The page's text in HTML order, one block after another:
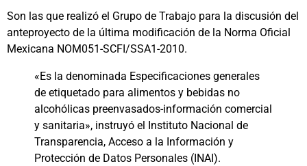
Son las que realizó el Grupo de Trabajo para la discusión del
anteproyecto de la última modificación de la Norma Oficial
Mexicana NOM051-SCFI/SSA1-2010.
«Es la denominada Especificaciones generales
de etiquetado para alimentos y bebidas no
alcohólicas preenvasados-información comercial
y sanitaria», instruyó el Instituto Nacional de
Transparencia, Acceso a la Información y
Protección de Datos Personales (INAI).